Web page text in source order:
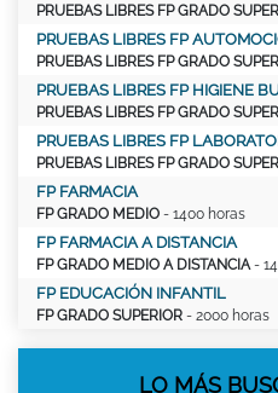
PRUEBAS LIBRES FP GRADO
PRUEBAS LIBRES FP
PRUEBAS LIBRES FP GRADO
PRUEBAS LIBRES FP HIGIENE
PRUEBAS LIBRES FP GRADO
PRUEBAS LIBRES FP
PRUEBAS LIBRES FP GRADO
FP FARMACIA
FP GRADO MEDIO - 1400 horas
FP FARMACIA A DISTANCIA
FP GRADO MEDIO A DISTANCIA -
FP EDUCACIÓN INFANTIL
FP GRADO SUPERIOR - 2000 horas
LO MÁS